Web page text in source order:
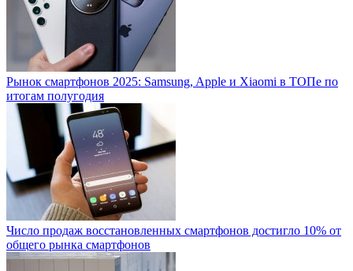
Рынок смартфонов 2025: Samsung, Apple и Xiaomi в ТОПе по
итогам полугодия
Число продаж восстановленных смартфонов достигло 10% от
общего рынка смартфонов